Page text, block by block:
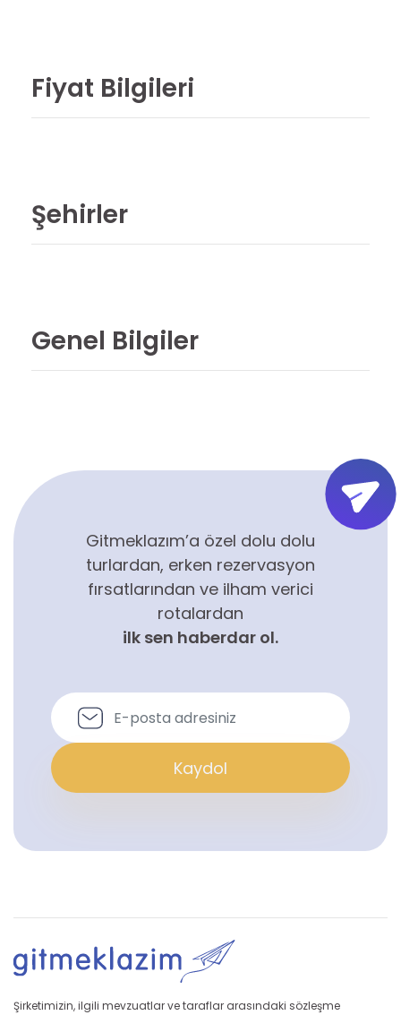
Fiyat Bilgileri
Şehirler
Genel Bilgiler
Gitmeklazım’a özel dolu dolu
turlardan, erken rezervasyon
fırsatlarından ve ilham verici
rotalardan
ilk sen haberdar ol.
Kaydol
Şirketimizin, ilgili mevzuatlar ve taraflar arasındaki sözleşme